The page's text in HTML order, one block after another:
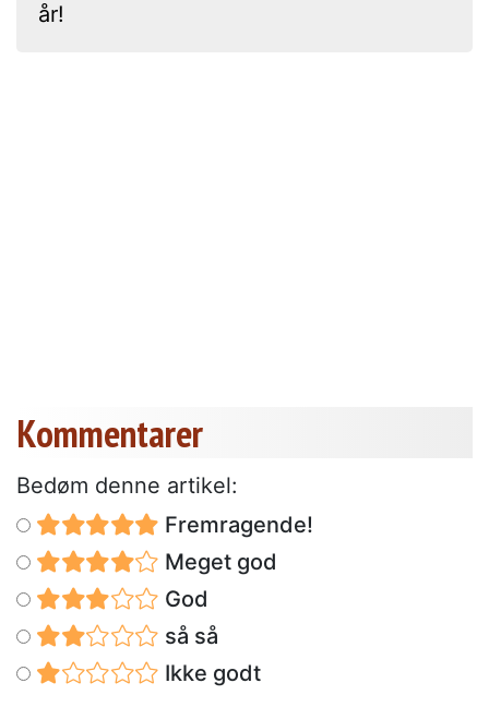
år!
Kommentarer
Bedøm denne artikel:
Fremragende!
Meget god
God
så så
Ikke godt